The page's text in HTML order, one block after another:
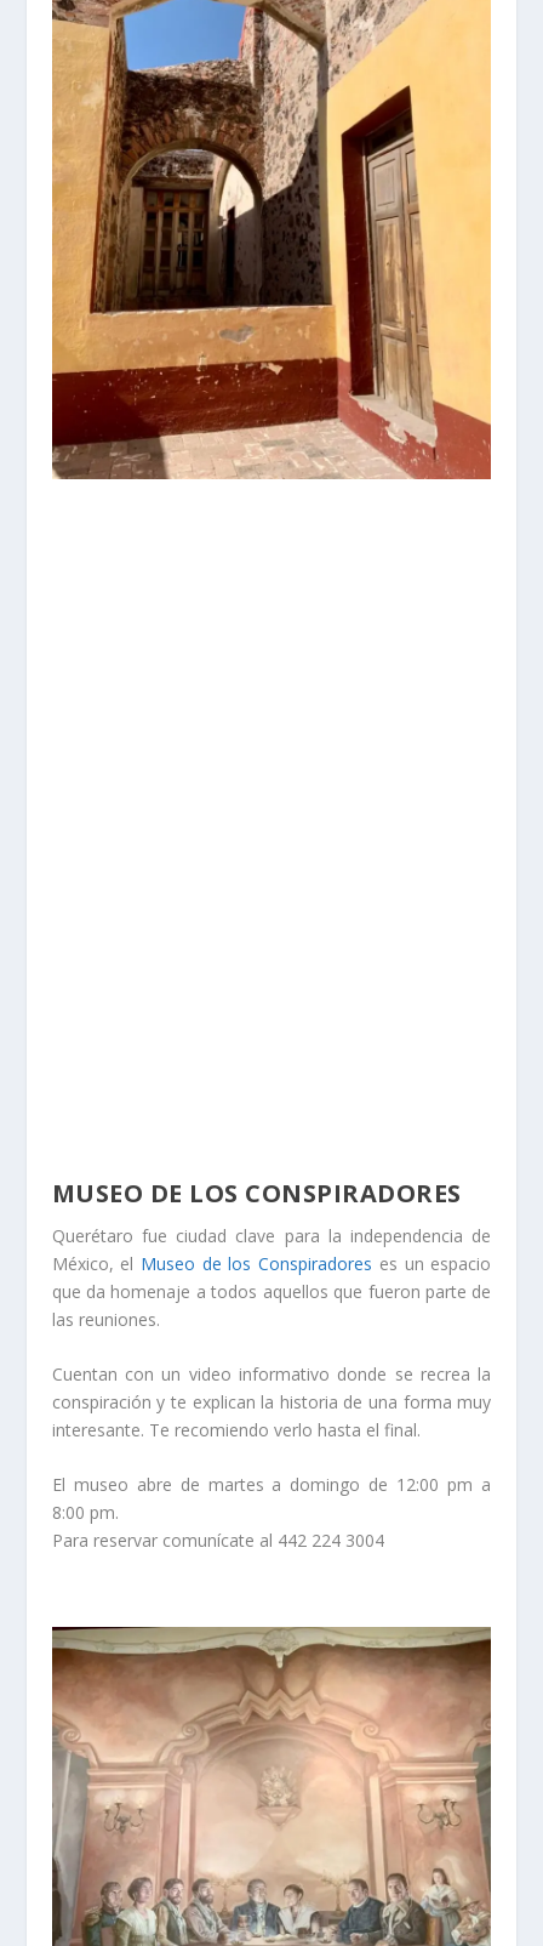
MUSEO DE LOS CONSPIRADORES
Querétaro fue ciudad clave para la independencia de
México, el Museo de los Conspiradores es un espacio
que da homenaje a todos aquellos que fueron parte de
las reuniones.
Cuentan con un video informativo donde se recrea la
conspiración y te explican la historia de una forma muy
interesante. Te recomiendo verlo hasta el final.
El museo abre de martes a domingo de 12:00 pm a
8:00 pm.
Para reservar comunícate al 442 224 3004